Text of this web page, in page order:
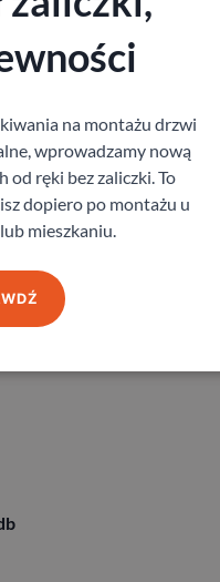
60 rc2 30db
32 dB
na montażu drzwi
wprowadzamy nową
ręki bez zaliczki. To
dopiero po montażu u
mieszkaniu.